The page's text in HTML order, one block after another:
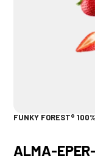
FUNKY FOREST®
ALMA-